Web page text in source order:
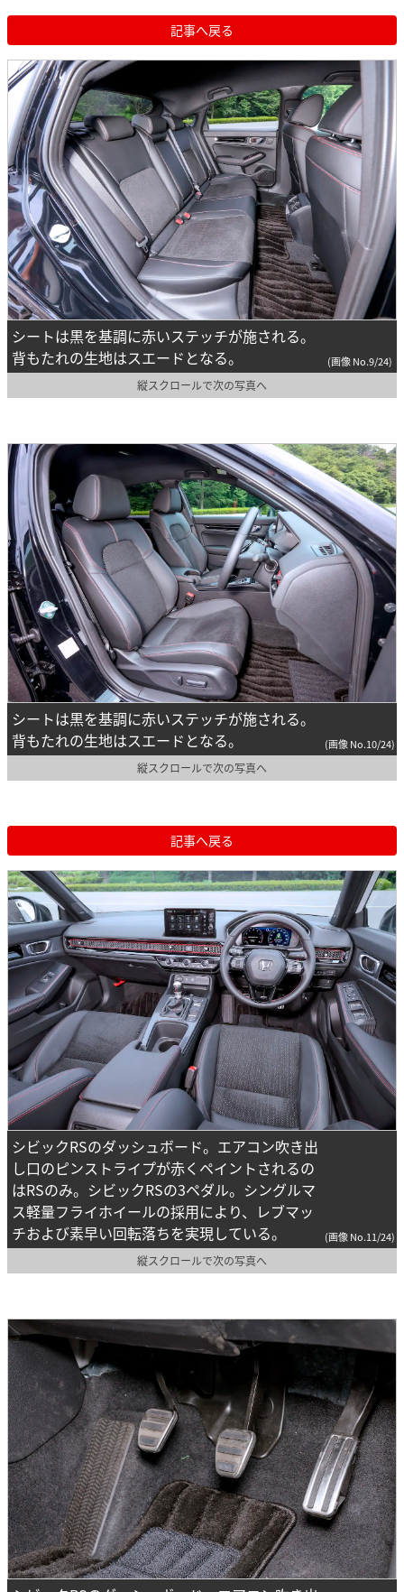
記事へ戻る
シートは黒を基調に赤いステッチが施される。
背もたれの生地はスエードとなる。
(画像 No.9/24)
縦スクロールで次の写真へ
シートは黒を基調に赤いステッチが施される。
背もたれの生地はスエードとなる。
(画像 No.10/24)
縦スクロールで次の写真へ
記事へ戻る
シビックRSのダッシュボード。エアコン吹き出
し口のピンストライプが赤くペイントされるの
はRSのみ。シビックRSの3ペダル。シングルマ
ス軽量フライホイールの採用により、レブマッ
チおよび素早い回転落ちを実現している。
(画像 No.11/24)
縦スクロールで次の写真へ